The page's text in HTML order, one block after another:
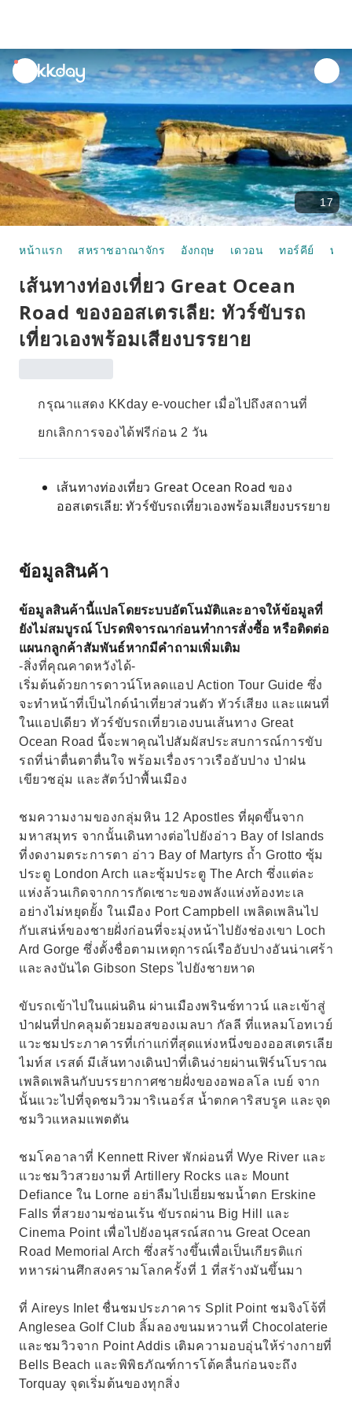
unread
notifications
17
หน้าแรก สหราชอาณาจักร อังกฤษ เดวอน ทอร์คีย์ ทัว
เส้นทางท่องเที่ยว Great Ocean
Road ของออสเตรเลีย: ทัวร์ขับรถ
เที่ยวเองพร้อมเสียงบรรยาย
กรุณาแสดง KKday e-voucher เมื่อไปถึงสถานที่
ยกเลิกการจองได้ฟรีก่อน 2 วัน
เส้นทางท่องเที่ยว Great Ocean Road ของ
ออสเตรเลีย: ทัวร์ขับรถเที่ยวเองพร้อมเสียงบรรยาย
ข้อมูลสินค้า
ข้อมูลสินค้านี้แปลโดยระบบอัตโนมัติและอาจให้ข้อมูลที่
ยังไม่สมบูรณ์ โปรดพิจารณาก่อนทำการสั่งซื้อ หรือติดต่อ
แผนกลูกค้าสัมพันธ์หากมีคำถามเพิ่มเติม
-สิ่งที่คุณคาดหวังได้-
เริ่มต้นด้วยการดาวน์โหลดแอป Action Tour Guide ซึ่ง
จะทำหน้าที่เป็นไกด์นำเที่ยวส่วนตัว ทัวร์เสียง และแผนที่
ในแอปเดียว ทัวร์ขับรถเที่ยวเองบนเส้นทาง Great
Ocean Road นี้จะพาคุณไปสัมผัสประสบการณ์การขับ
รถที่น่าตื่นตาตื่นใจ พร้อมเรื่องราวเรืออับปาง ป่าฝน
เขียวชอุ่ม และสัตว์ป่าพื้นเมือง
ชมความงามของกลุ่มหิน 12 Apostles ที่ผุดขึ้นจาก
มหาสมุทร จากนั้นเดินทางต่อไปยังอ่าว Bay of Islands
ที่งดงามตระการตา อ่าว Bay of Martyrs ถ้ำ Grotto ซุ้ม
ประตู London Arch และซุ้มประตู The Arch ซึ่งแต่ละ
แห่งล้วนเกิดจากการกัดเซาะของพลังแห่งท้องทะเล
อย่างไม่หยุดยั้ง ในเมือง Port Campbell เพลิดเพลินไป
กับเสน่ห์ของชายฝั่งก่อนที่จะมุ่งหน้าไปยังช่องเขา Loch
Ard Gorge ซึ่งตั้งชื่อตามเหตุการณ์เรืออับปางอันน่าเศร้า
และลงบันได Gibson Steps ไปยังชายหาด
ขับรถเข้าไปในแผ่นดิน ผ่านเมืองพรินซ์ทาวน์ และเข้าสู่
ป่าฝนที่ปกคลุมด้วยมอสของเมลบา กัลลี ที่แหลมโอทเวย์
แวะชมประภาคารที่เก่าแก่ที่สุดแห่งหนึ่งของออสเตรเลีย
ไมท์ส เรสต์ มีเส้นทางเดินป่าที่เดินง่ายผ่านเฟิร์นโบราณ
เพลิดเพลินกับบรรยากาศชายฝั่งของอพอลโล เบย์ จาก
นั้นแวะไปที่จุดชมวิวมาริเนอร์ส น้ำตกคาริสบรูค และจุด
ชมวิวแหลมแพตตัน
ชมโคอาลาที่ Kennett River พักผ่อนที่ Wye River และ
แวะชมวิวสวยงามที่ Artillery Rocks และ Mount
Defiance ใน Lorne อย่าลืมไปเยี่ยมชมน้ำตก Erskine
Falls ที่สวยงามซ่อนเร้น ขับรถผ่าน Big Hill และ
Cinema Point เพื่อไปยังอนุสรณ์สถาน Great Ocean
Road Memorial Arch ซึ่งสร้างขึ้นเพื่อเป็นเกียรติแก่
ทหารผ่านศึกสงครามโลกครั้งที่ 1 ที่สร้างมันขึ้นมา
ที่ Aireys Inlet ชื่นชมประภาคาร Split Point ชมจิงโจ้ที่
Anglesea Golf Club ลิ้มลองขนมหวานที่ Chocolaterie
และชมวิวจาก Point Addis เติมความอบอุ่นให้ร่างกายที่
Bells Beach และพิพิธภัณฑ์การโต้คลื่นก่อนจะถึง
Torquay จุดเริ่มต้นของทุกสิ่ง